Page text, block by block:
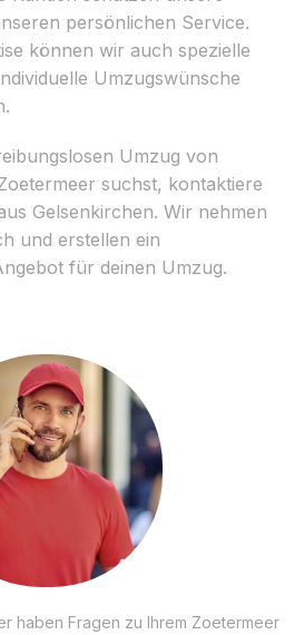
persönlichen Service.
können wir auch spezielle
Umzugswünsche
Umzug von
suchst, kontaktiere
Gelsenkirchen. Wir nehmen
und erstellen ein
für deinen Umzug.
haben Fragen zu Ihrem Zoetermeer